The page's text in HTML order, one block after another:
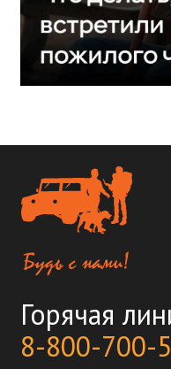
Горячая
8-800-700-